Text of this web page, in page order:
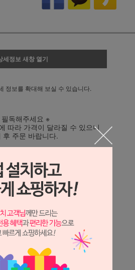
세정보 새창 열기
정보를 확대해 보실 수 있습니다.
독해주세요 ※
따라 가격이 달라질 수 있으니
후 주문 바랍니다.